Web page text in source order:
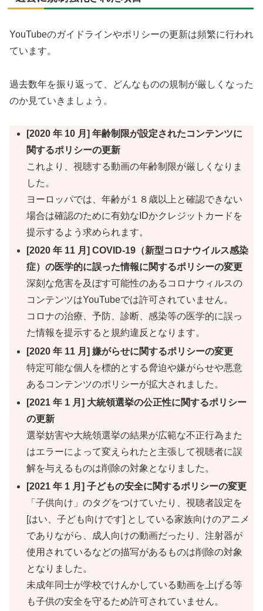
YouTubeのガイドラインやポリシーの更新は頻繁に行われ
ています。
過去数年を振り返って、どんなものの規制が厳しくなった
のか見ていきましょう。
[2020 年 10 月] 年齢制限が設定されたコンテンツに
関するポリシーの更新
これより、視聴する動画の年齢制限が厳しくなりま
した。
ヨーロッパでは、年齢が１８歳以上と確認できない
場合は確認のために有効なIDかクレジットカードを
提示するよう求められます。
[2020 年 11 月] COVID-19（新型コロナウイルス感染
症）の医学的に誤った情報に関するポリシーの変更
深刻な危害を及ぼす可能性のあるコロナウィルスの
コンテンツはYouTubeでは許可されていません。
コロナの治療、予防、診断、感染等の医学的に誤っ
た情報を提示すると規約違反となります。
[2020 年 11 月] 嫌がらせに関するポリシーの変更
特定可能な個人を標的とする脅迫や嫌がらせや悪意
あるコンテンツのポリシーが拡大されました。
[2021 年 1 月] 大統領選挙の公正性に関するポリシー
の更新
選挙妨害や大統領選挙の結果が広範な不正行為また
はエラーによって変えられたと主張して視聴者に誤
解を与えるものは削除の対象となりました。
[2021 年 1 月] 子どもの安全に関するポリシーの変更
「子供向け」のタグをつけていたり、視聴者設定を
[はい、子ども向けです] としている家族向けのアニメ
でありながら、成人向けの動画だったり、注射器が
使用されているなどの描写があるものは削除の対象
となりました。
未成年同士が学校でけんかしている動画を上げる等
も子供の安全を守るため許可されていません。